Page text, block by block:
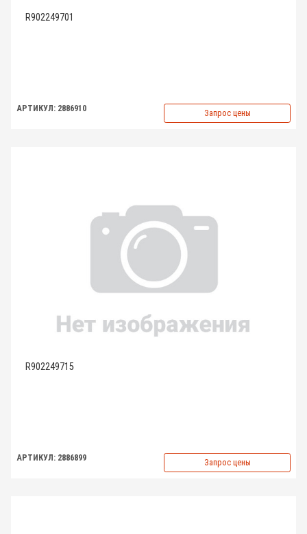
R902249701
АРТИКУЛ: 2886910 Запрос цены
R902249715
АРТИКУЛ: 2886899 Запрос цены